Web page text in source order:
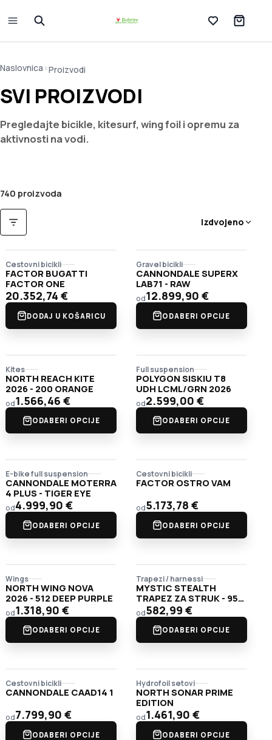
Lista želja
Naslovnica >Proizvodi
SVI PROIZVODI
Pregledajte bicikle, kitesurf, wing foil i opremu za
aktivnosti na vodi.
FILTRI
740 proizvoda
Izdvojeno
Cestovni bicikli
FACTOR BUGATTI
FACTOR ONE
20.352,74 €
DODAJ U KOŠARICU
Gravel bicikli
CANNONDALE SUPERX
LAB71 - RAW
od12.899,90 €
ODABERI OPCIJE
Kites
NORTH REACH KITE
2026 - 200 ORANGE
od1.566,46 €
ODABERI OPCIJE
Full suspension
POLYGON SISKIU T8
UDH LCML/GRN 2026
od2.599,00 €
ODABERI OPCIJE
E-bike full suspension
CANNONDALE MOTERRA
4 PLUS - TIGER EYE
od4.999,90 €
ODABERI OPCIJE
Cestovni bicikli
FACTOR OSTRO VAM
od5.173,78 €
ODABERI OPCIJE
Wings
NORTH WING NOVA
2026 - 512 DEEP PURPLE
od1.318,90 €
ODABERI OPCIJE
Trapezi / harnessi
MYSTIC STEALTH
TRAPEZ ZA STRUK - 953
CRNO-LIMETA
od582,99 €
ODABERI OPCIJE
Cestovni bicikli
CANNONDALE CAAD14 1
od7.799,90 €
ODABERI OPCIJE
Hydrofoil setovi
NORTH SONAR PRIME
EDITION
od1.461,90 €
ODABERI OPCIJE